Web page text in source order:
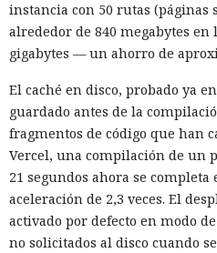
instancia con 50 rutas (páginas
alrededor de 840 megabytes
gigabytes — un ahorro de
El caché en disco, probado ya
guardado antes de la
fragmentos de código que han
Vercel, una compilación de un
21 segundos ahora se
aceleración de 2,3 veces. El
activado por defecto en modo
no solicitados al disco cuando